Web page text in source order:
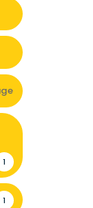
1
1